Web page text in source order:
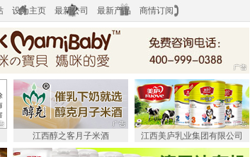
设为主页 最新公司 最新产品 商情订阅
江西醇之客月子米酒 江西美庐乳业集团有限公司